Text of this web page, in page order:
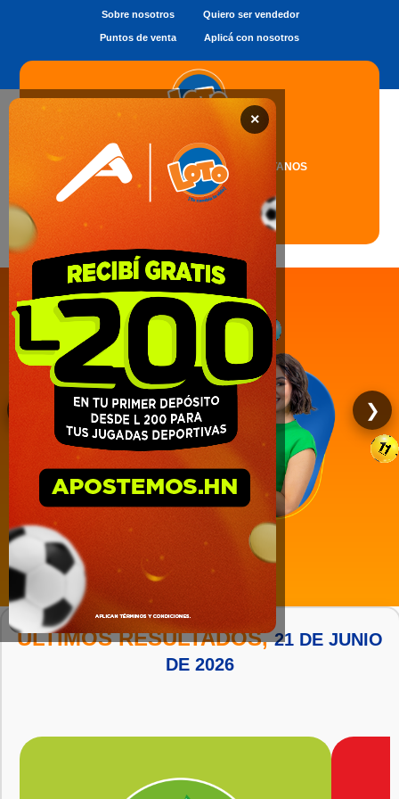
Sobre nosotros Quiero ser vendedor
Puntos de venta Aplicá con nosotros
JUEGOS ▾ NOTICIAS CONTÁCTANOS
×
❯
SINTONIZÁ EL
PRÓXIMO
SORTEO EN VIVO
11:00 AM, 3:00 PM
Y 9:00 PM
MÍRALO AQUÍ >
ÚLTIMOS RESULTADOS, 21 DE JUNIO
DE 2026